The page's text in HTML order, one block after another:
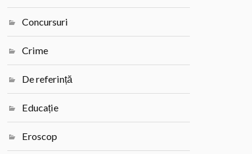
Concursuri
Crime
De referință
Educație
Eroscop